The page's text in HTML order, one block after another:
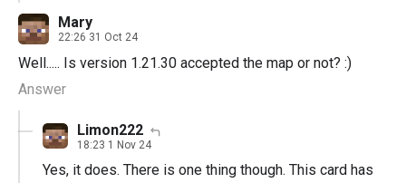
Mary
22:26 31 Oct 24
Well..... Is version 1.21.30 accepted the map or not? :)
Answer
Limon222
18:23 1 Nov 24
Yes, it does. There is one thing though. This card has